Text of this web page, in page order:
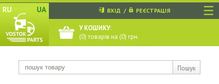
☰
RU UA
Пошук
ВХІД / РЕЄСТРАЦІЯ
У КОШИКУ:
(0) товарів на (0) грн.